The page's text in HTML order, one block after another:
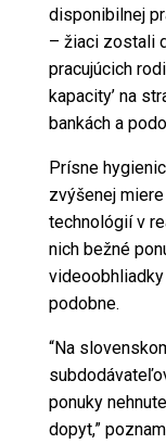
disponibilnej
– žiaci zostali
pracujúcich
kapacity’ na
bankách a
Prísne
zvýšenej
technológií v
nich bežné
podobne.
“Na
ponuky
dopyt,”